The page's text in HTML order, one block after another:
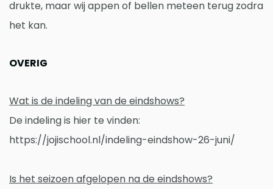
drukte, maar wij appen of bellen meteen terug zodra
het kan.
OVERIG
Wat is de indeling van de eindshows?
De indeling is hier te vinden:
https://jojischool.nl/indeling-eindshow-26-juni/
Is het seizoen afgelopen na de eindshows?